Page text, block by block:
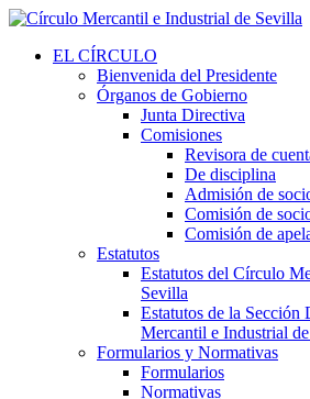
EL CÍRCULO
Bienvenida del Presidente
Órganos de Gobierno
Junta Directiva
Comisiones
Revisora de
De disciplina
Admisión de
Comisión de
Comisión de
Estatutos
Estatutos del Círculo
Sevilla
Estatutos de la
Mercantil e Industrial
Formularios y Normativas
Formularios
Normativas